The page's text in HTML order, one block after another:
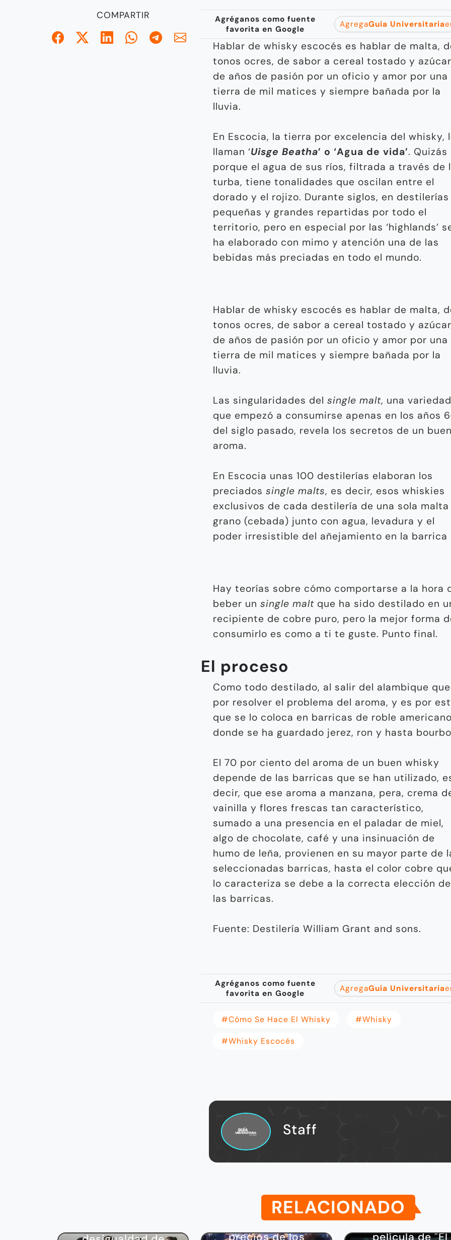
COMPARTIR
Agréganos como fuente
favorita en Google
AgregaGuía Universitaria
Hablar de whisky escocés es hablar de malta,
tonos ocres, de sabor a cereal tostado y
de años de pasión por un oficio y amor por una
tierra de mil matices y siempre bañada por la
lluvia.
En Escocia, la tierra por excelencia del whisky,
llaman ‘Uisge Beatha’ o ‘Agua de vida’. Quizás
porque el agua de sus ríos, filtrada a través de
turba, tiene tonalidades que oscilan entre el
dorado y el rojizo. Durante siglos, en destilerías
pequeñas y grandes repartidas por todo el
territorio, pero en especial por las ‘highlands’
ha elaborado con mimo y atención una de las
bebidas más preciadas en todo el mundo.
Hablar de whisky escocés es hablar de malta,
tonos ocres, de sabor a cereal tostado y
de años de pasión por un oficio y amor por una
tierra de mil matices y siempre bañada por la
lluvia.
Las singularidades del single malt, una variedad
que empezó a consumirse apenas en los años
del siglo pasado, revela los secretos de un buen
aroma.
En Escocia unas 100 destilerías elaboran los
preciados single malts, es decir, esos whiskies
exclusivos de cada destilería de una sola malta
grano (cebada) junto con agua, levadura y el
poder irresistible del añejamiento en la barrica
Hay teorías sobre cómo comportarse a la hora
beber un single malt que ha sido destilado en
recipiente de cobre puro, pero la mejor forma
consumirlo es como a ti te guste. Punto final.
El proceso
Como todo destilado, al salir del alambique
por resolver el problema del aroma, y es por
que se lo coloca en barricas de roble americano
donde se ha guardado jerez, ron y hasta
El 70 por ciento del aroma de un buen whisky
depende de las barricas que se han utilizado,
decir, que ese aroma a manzana, pera, crema
vainilla y flores frescas tan característico,
sumado a una presencia en el paladar de miel,
algo de chocolate, café y una insinuación de
humo de leña, provienen en su mayor parte de
seleccionadas barricas, hasta el color cobre
lo caracteriza se debe a la correcta elección de
las barricas.
Fuente: Destilería William Grant and sons.
Agréganos como fuente
favorita en Google
AgregaGuía Universitaria
#cómo Se Hace El Whisky #whisky
#whisky Escocés
Staff
RELACIONADO
Cultura
¿Cuáles son los
precios de los
Cultura
¿Habrá una
película de "El